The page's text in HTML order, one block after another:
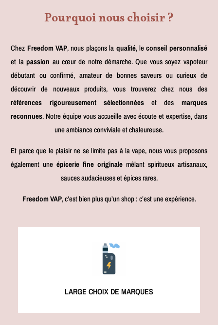
Pourquoi nous choisir ?
Chez Freedom VAP, nous plaçons la qualité, leconseil personnalisé
et lapassion au cœur de notre démarche. Que vous soyez vapoteur
débutant ou confirmé, amateur de bonnes saveurs ou curieux de
découvrir de nouveaux produits, vous trouverez chez nous des
références rigoureusement sélectionnéeset des marques
reconnues. Notre équipe vous accueille avec écoute et expertise, dans
une ambiance conviviale et chaleureuse.
Et parce que le plaisir ne se limite pas à la vape, nous vous proposons
également uneépicerie fine originalemêlant spiritueux artisanaux,
sauces audacieuses et épices rares.
Freedom VAP, c’est bien plus qu’un shop : c’est une expérience.
LARGE CHOIX DE MARQUES